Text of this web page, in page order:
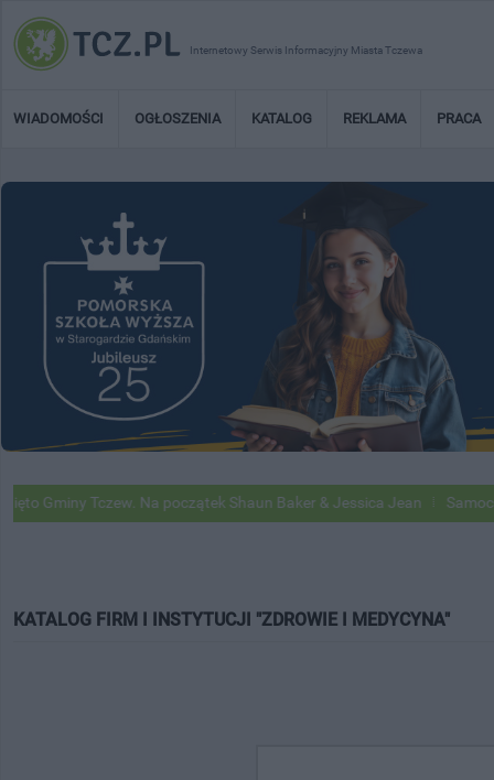
Internetowy Serwis Informacyjny Miasta Tczewa
WIADOMOŚCI OGŁOSZENIA KATALOG REKLAMA PRACA
Tczew. Na początek Shaun Baker & Jessica Jean Samochody
KATALOG FIRM I INSTYTUCJI "ZDROWIE I MEDYCYNA"